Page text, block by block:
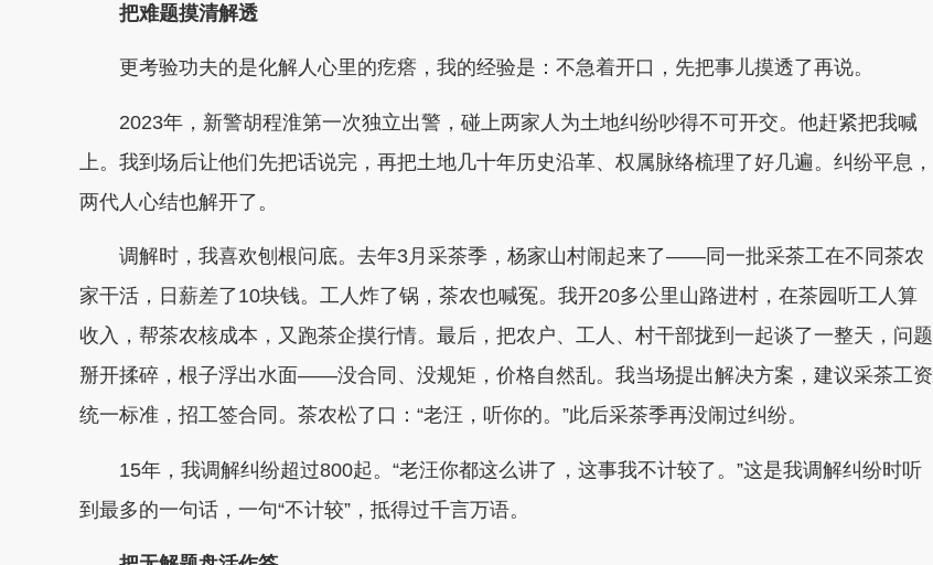
把难题摸清解透
更考验功夫的是化解人心里的疙瘩，我的经验是：不急着开口，先把事儿摸透了再说。
2023年，新警胡程淮第一次独立出警，碰上两家人为土地纠纷吵得不可开交。他赶紧把我喊
上。我到场后让他们先把话说完，再把土地几十年历史沿革、权属脉络梳理了好几遍。纠纷平息，
两代人心结也解开了。
调解时，我喜欢刨根问底。去年3月采茶季，杨家山村闹起来了——同一批采茶工在不同茶农
家干活，日薪差了10块钱。工人炸了锅，茶农也喊冤。我开20多公里山路进村，在茶园听工人算
收入，帮茶农核成本，又跑茶企摸行情。最后，把农户、工人、村干部拢到一起谈了一整天，问题
掰开揉碎，根子浮出水面——没合同、没规矩，价格自然乱。我当场提出解决方案，建议采茶工资
统一标准，招工签合同。茶农松了口：“老汪，听你的。”此后采茶季再没闹过纠纷。
15年，我调解纠纷超过800起。“老汪你都这么讲了，这事我不计较了。”这是我调解纠纷时听
到最多的一句话，一句“不计较”，抵得过千言万语。